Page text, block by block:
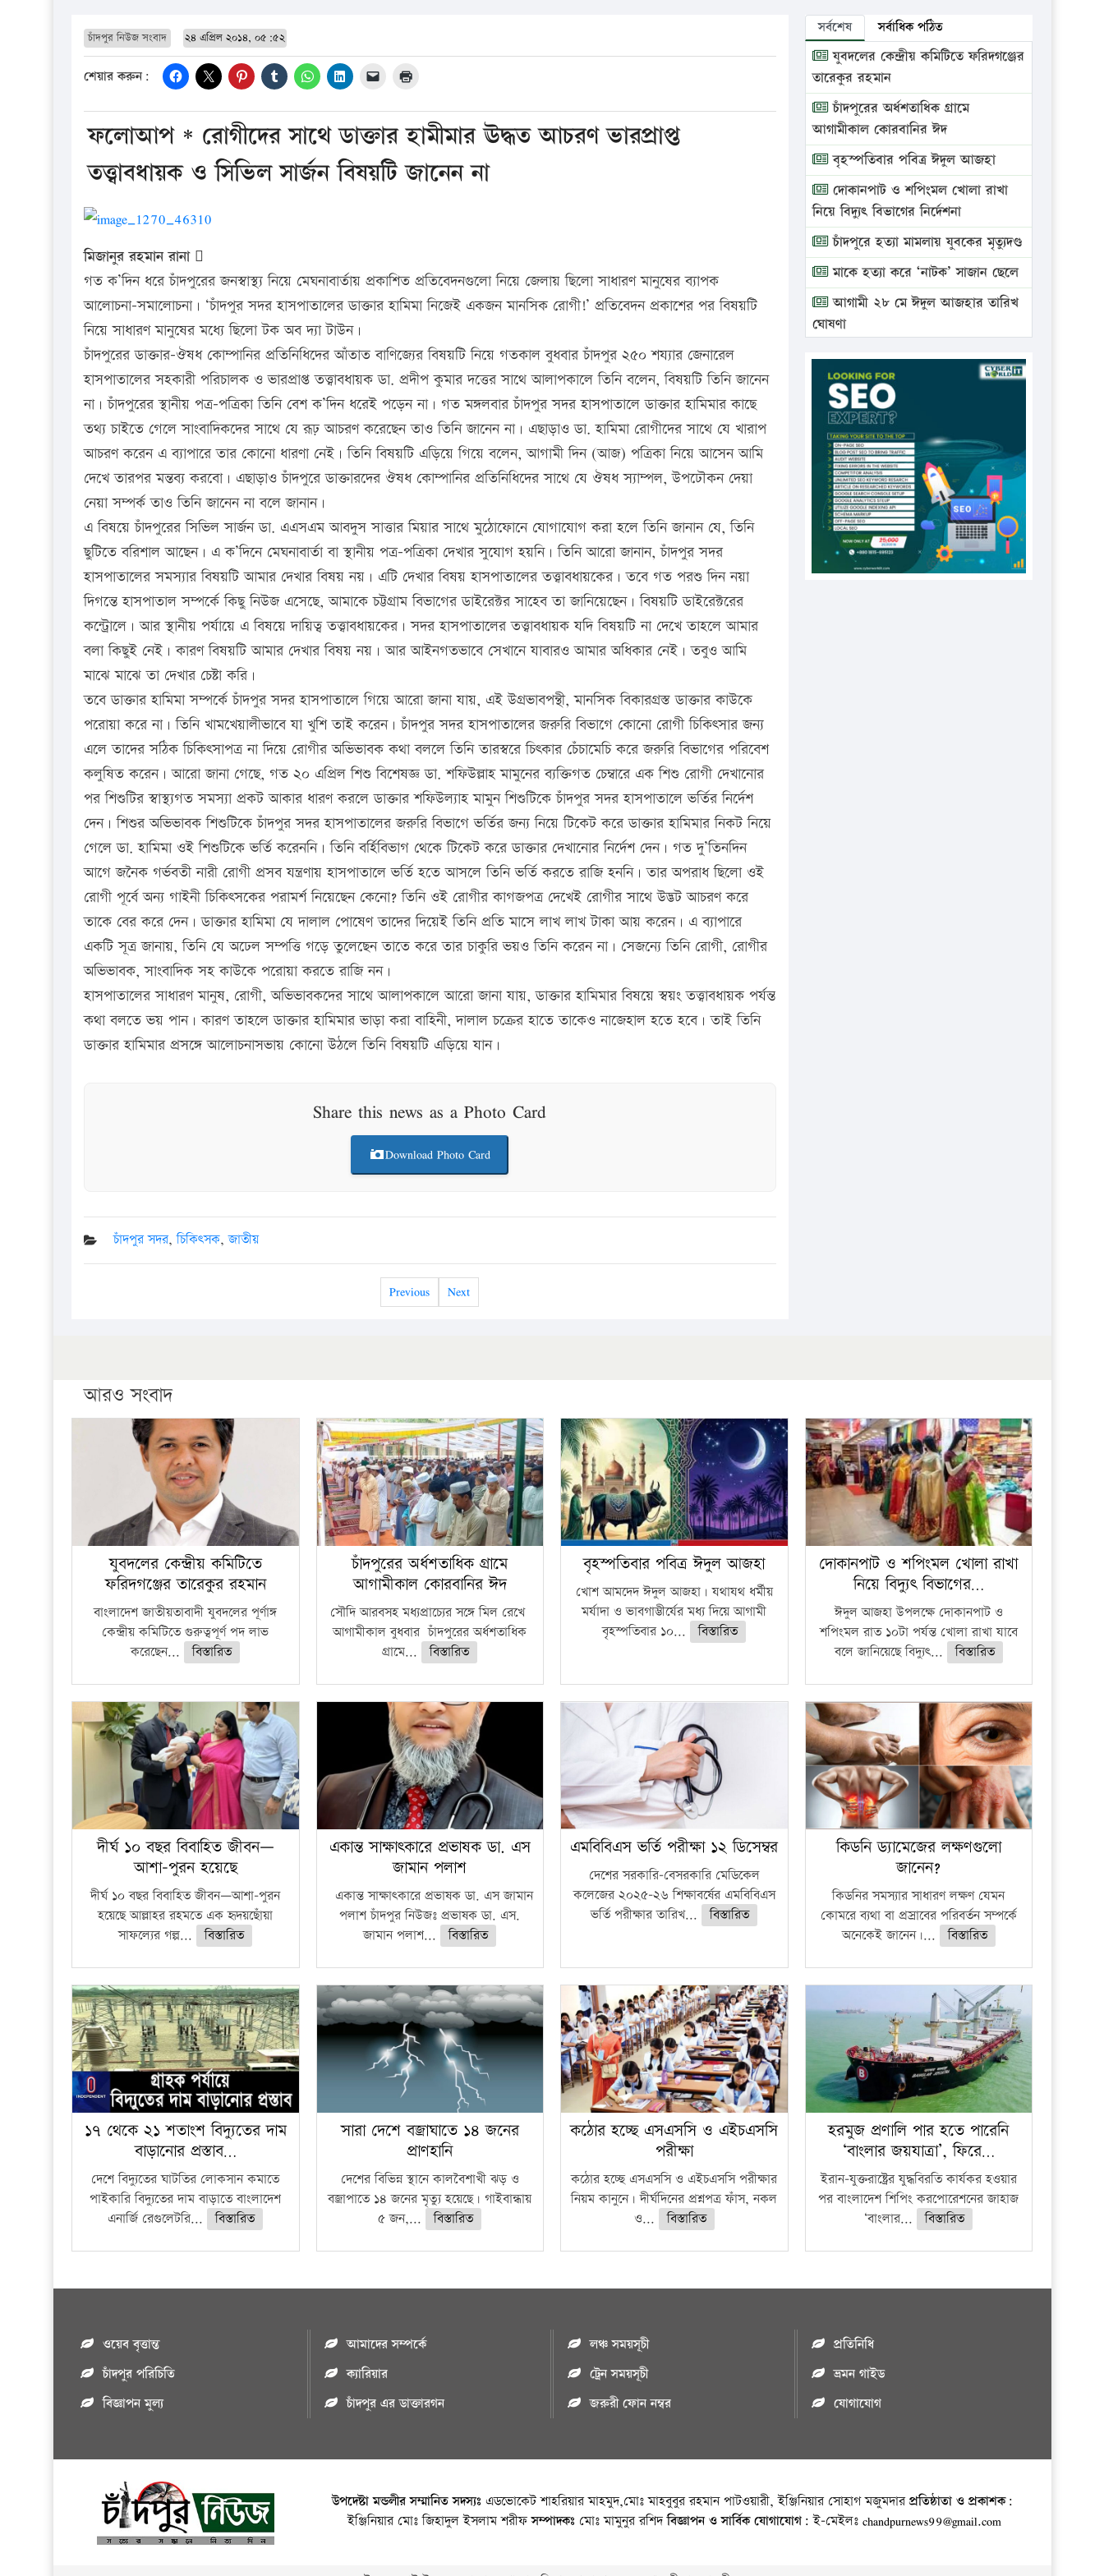
চাঁদপুর নিউজ সংবাদ ২৪ এপ্রিল ২০১৪, ০৫:৫২
শেয়ার করুন:
ফলোআপ * রোগীদের সাথে ডাক্তার হামীমার ঊদ্ধত আচরণ ভারপ্রাপ্ত
তত্ত্বাবধায়ক ও সিভিল সার্জন বিষয়টি জানেন না
মিজানুর রহমান রানা 
গত ক’দিন ধরে চাঁদপুরের জনস্বাস্থ্য নিয়ে মেঘনাবার্তায় প্রকাশিত প্রতিবেদনগুলো নিয়ে জেলায় ছিলো সাধারণ মানুষের ব্যাপক
আলোচনা-সমালোচনা। ‘চাঁদপুর সদর হাসপাতালের ডাক্তার হামিমা নিজেই একজন মানসিক রোগী!’ প্রতিবেদন প্রকাশের পর বিষয়টি
নিয়ে সাধারণ মানুষের মধ্যে ছিলো টক অব দ্যা টাউন।
চাঁদপুরের ডাক্তার-ঔষধ কোম্পানির প্রতিনিধিদের আঁতাত বাণিজ্যের বিষয়টি নিয়ে গতকাল বুধবার চাঁদপুর ২৫০ শয্যার জেনারেল
হাসপাতালের সহকারী পরিচালক ও ভারপ্রাপ্ত তত্ত্বাবধায়ক ডা. প্রদীপ কুমার দত্তের সাথে আলাপকালে তিনি বলেন, বিষয়টি তিনি জানেন
না। চাঁদপুরের স্থানীয় পত্র-পত্রিকা তিনি বেশ ক’দিন ধরেই পড়েন না। গত মঙ্গলবার চাঁদপুর সদর হাসপাতালে ডাক্তার হামিমার কাছে
তথ্য চাইতে গেলে সাংবাদিকদের সাথে যে রূঢ় আচরণ করেছেন তাও তিনি জানেন না। এছাড়াও ডা. হামিমা রোগীদের সাথে যে খারাপ
আচরণ করেন এ ব্যাপারে তার কোনো ধারণা নেই। তিনি বিষয়টি এড়িয়ে গিয়ে বলেন, আগামী দিন (আজ) পত্রিকা নিয়ে আসেন আমি
দেখে তারপর মন্তব্য করবো। এছাড়াও চাঁদপুরে ডাক্তারদের ঔষধ কোম্পানির প্রতিনিধিদের সাথে যে ঔষধ স্যাম্পল, উপঢৌকন দেয়া
নেয়া সম্পর্ক তাও তিনি জানেন না বলে জানান।
এ বিষয়ে চাঁদপুরের সিভিল সার্জন ডা. এএসএম আবদুস সাত্তার মিয়ার সাথে মুঠোফোনে যোগাযোগ করা হলে তিনি জানান যে, তিনি
ছুটিতে বরিশাল আছেন। এ ক’দিনে মেঘনাবার্তা বা স্থানীয় পত্র-পত্রিকা দেখার সুযোগ হয়নি। তিনি আরো জানান, চাঁদপুর সদর
হাসপাতালের সমস্যার বিষয়টি আমার দেখার বিষয় নয়। এটি দেখার বিষয় হাসপাতালের তত্ত্বাবধায়কের। তবে গত পরশু দিন নয়া
দিগন্তে হাসপাতাল সম্পর্কে কিছু নিউজ এসেছে, আমাকে চট্টগ্রাম বিভাগের ডাইরেক্টর সাহেব তা জানিয়েছেন। বিষয়টি ডাইরেক্টরের
কন্ট্রোলে। আর স্থানীয় পর্যায়ে এ বিষয়ে দায়িত্ব তত্ত্বাবধায়কের। সদর হাসপাতালের তত্ত্বাবধায়ক যদি বিষয়টি না দেখে তাহলে আমার
বলা কিছুই নেই। কারণ বিষয়টি আমার দেখার বিষয় নয়। আর আইনগতভাবে সেখানে যাবারও আমার অধিকার নেই। তবুও আমি
মাঝে মাঝে তা দেখার চেষ্টা করি।
তবে ডাক্তার হামিমা সম্পর্কে চাঁদপুর সদর হাসপাতালে গিয়ে আরো জানা যায়, এই উগ্রভাবপন্থী, মানসিক বিকারগ্রস্ত ডাক্তার কাউকে
পরোয়া করে না। তিনি খামখেয়ালীভাবে যা খুশি তাই করেন। চাঁদপুর সদর হাসপাতালের জরুরি বিভাগে কোনো রোগী চিকিৎসার জন্য
এলে তাদের সঠিক চিকিৎসাপত্র না দিয়ে রোগীর অভিভাবক কথা বললে তিনি তারস্বরে চিৎকার চেঁচামেচি করে জরুরি বিভাগের পরিবেশ
কলুষিত করেন। আরো জানা গেছে, গত ২০ এপ্রিল শিশু বিশেষজ্ঞ ডা. শফিউল্লাহ মামুনের ব্যক্তিগত চেম্বারে এক শিশু রোগী দেখানোর
পর শিশুটির স্বাস্থ্যগত সমস্যা প্রকট আকার ধারণ করলে ডাক্তার শফিউল্যাহ মামুন শিশুটিকে চাঁদপুর সদর হাসপাতালে ভর্তির নির্দেশ
দেন। শিশুর অভিভাবক শিশুটিকে চাঁদপুর সদর হাসপাতালের জরুরি বিভাগে ভর্তির জন্য নিয়ে টিকেট করে ডাক্তার হামিমার নিকট নিয়ে
গেলে ডা. হামিমা ওই শিশুটিকে ভর্তি করেননি। তিনি বর্হিবিভাগ থেকে টিকেট করে ডাক্তার দেখানোর নির্দেশ দেন। গত দু’তিনদিন
আগে জনৈক গর্ভবতী নারী রোগী প্রসব যন্ত্রণায় হাসপাতালে ভর্তি হতে আসলে তিনি ভর্তি করতে রাজি হননি। তার অপরাধ ছিলো ওই
রোগী পূর্বে অন্য গাইনী চিকিৎসকের পরামর্শ নিয়েছেন কেনো? তিনি ওই রোগীর কাগজপত্র দেখেই রোগীর সাথে উদ্ভট আচরণ করে
তাকে বের করে দেন। ডাক্তার হামিমা যে দালাল পোষেণ তাদের দিয়েই তিনি প্রতি মাসে লাখ লাখ টাকা আয় করেন। এ ব্যাপারে
একটি সূত্র জানায়, তিনি যে অঢেল সম্পত্তি গড়ে তুলেছেন তাতে করে তার চাকুরি ভয়ও তিনি করেন না। সেজন্যে তিনি রোগী, রোগীর
অভিভাবক, সাংবাদিক সহ কাউকে পরোয়া করতে রাজি নন।
হাসপাতালের সাধারণ মানুষ, রোগী, অভিভাবকদের সাথে আলাপকালে আরো জানা যায়, ডাক্তার হামিমার বিষয়ে স্বয়ং তত্ত্বাবধায়ক পর্যন্ত
কথা বলতে ভয় পান। কারণ তাহলে ডাক্তার হামিমার ভাড়া করা বাহিনী, দালাল চক্রের হাতে তাকেও নাজেহাল হতে হবে। তাই তিনি
ডাক্তার হামিমার প্রসঙ্গে আলোচনাসভায় কোনো উঠলে তিনি বিষয়টি এড়িয়ে যান।
Share this news as a Photo Card
Download Photo Card
চাঁদপুর সদর,চিকিৎসক,জাতীয়
Previous Next
সর্বশেষ সর্বাধিক পঠিত
যুবদলের কেন্দ্রীয় কমিটিতে ফরিদগঞ্জের
তারেকুর রহমান
চাঁদপুরের অর্ধশতাধিক গ্রামে
আগামীকাল কোরবানির ঈদ
বৃহস্পতিবার পবিত্র ঈদুল আজহা
দোকানপাট ও শপিংমল খোলা রাখা
নিয়ে বিদ্যুৎ বিভাগের নির্দেশনা
চাঁদপুরে হত্যা মামলায় যুবকের মৃত্যুদণ্ড
মাকে হত্যা করে ‘নাটক’ সাজান ছেলে
আগামী ২৮ মে ঈদুল আজহার তারিখ
ঘোষণা
ভ্রাম্যমাণ আদালতে দুইটি প্রতিষ্ঠানকে
প্রতিষ্ঠানকে ৪০হাজার টাকা জরিমানা।
এবার লঞ্চের ভাড়া বাড়ল
১৭ থেকে ২১ শতাংশ বিদ্যুতের দাম
বাড়ানোর প্রস্তাব পিডিবির
১৬ মে চাঁদপুর ও ২৫ মে ফেনী সফরে
যাবেন প্রধানমন্ত্রী
উচ্চশিক্ষায় গৌরবময় অর্জন: পূর্ণ
স্কলারশিপে যুক্তরাষ্ট্রে পিএইচডি করছেন
আরও সংবাদ
যুবদলের কেন্দ্রীয় কমিটিতে
ফরিদগঞ্জের তারেকুর রহমান
বাংলাদেশ জাতীয়তাবাদী যুবদলের পূর্ণাঙ্গ
কেন্দ্রীয় কমিটিতে গুরুত্বপূর্ণ পদ লাভ
করেছেন...
বিস্তারিত
চাঁদপুরের অর্ধশতাধিক গ্রামে
আগামীকাল কোরবানির ঈদ
সৌদি আরবসহ মধ্যপ্রাচ্যের সঙ্গে মিল রেখে
আগামীকাল বুধবার চাঁদপুরের অর্ধশতাধিক
গ্রামে...
বিস্তারিত
বৃহস্পতিবার পবিত্র ঈদুল আজহা
খোশ আমদেদ ঈদুল আজহা। যথাযথ ধর্মীয়
মর্যাদা ও ভাবগাম্ভীর্যের মধ্য দিয়ে আগামী
বৃহস্পতিবার ১০...
বিস্তারিত
দোকানপাট ও শপিংমল খোলা রাখা
নিয়ে বিদ্যুৎ বিভাগের…
ঈদুল আজহা উপলক্ষে দোকানপাট ও
শপিংমল রাত ১০টা পর্যন্ত খোলা রাখা যাবে
বলে জানিয়েছে বিদ্যুৎ...
বিস্তারিত
দীর্ঘ ১০ বছর বিবাহিত জীবন—
আশা-পুরন হয়েছে
দীর্ঘ ১০ বছর বিবাহিত জীবন—আশা-পুরন
হয়েছে আল্লাহর রহমতে এক হৃদয়ছোঁয়া
সাফল্যের গল্প...
বিস্তারিত
একান্ত সাক্ষাৎকারে প্রভাষক ডা. এস
জামান পলাশ
একান্ত সাক্ষাৎকারে প্রভাষক ডা. এস জামান
পলাশ চাঁদপুর নিউজঃ প্রভাষক ডা. এস.
জামান পলাশ...
বিস্তারিত
এমবিবিএস ভর্তি পরীক্ষা ১২ ডিসেম্বর
দেশের সরকারি-বেসরকারি মেডিকেল
কলেজের ২০২৫-২৬ শিক্ষাবর্ষের এমবিবিএস
ভর্তি পরীক্ষার তারিখ...
বিস্তারিত
কিডনি ড্যামেজের লক্ষণগুলো
জানেন?
কিডনির সমস্যার সাধারণ লক্ষণ যেমন
কোমরে ব্যথা বা প্রস্রাবের পরিবর্তন সম্পর্কে
অনেকেই জানেন।...
বিস্তারিত
১৭ থেকে ২১ শতাংশ বিদ্যুতের দাম
বাড়ানোর প্রস্তাব…
দেশে বিদ্যুতের ঘাটতির লোকসান কমাতে
পাইকারি বিদ্যুতের দাম বাড়াতে বাংলাদেশ
এনার্জি রেগুলেটরি...
বিস্তারিত
সারা দেশে বজ্রাঘাতে ১৪ জনের
প্রাণহানি
দেশের বিভিন্ন স্থানে কালবৈশাখী ঝড় ও
বজ্রাপাতে ১৪ জনের মৃত্যু হয়েছে। গাইবান্ধায়
৫ জন,...
বিস্তারিত
কঠোর হচ্ছে এসএসসি ও এইচএসসি
পরীক্ষা
কঠোর হচ্ছে এসএসসি ও এইচএসসি পরীক্ষার
নিয়ম কানুনে। দীর্ঘদিনের প্রশ্নপত্র ফাঁস, নকল
ও...
বিস্তারিত
হরমুজ প্রণালি পার হতে পারেনি
‘বাংলার জয়যাত্রা’, ফিরে…
ইরান-যুক্তরাষ্ট্রের যুদ্ধবিরতি কার্যকর হওয়ার
পর বাংলাদেশ শিপিং করপোরেশনের জাহাজ
‘বাংলার...
বিস্তারিত
ওয়েব বৃত্তান্ত
চাঁদপুর পরিচিতি
বিজ্ঞাপন মুল্য
আমাদের সম্পর্কে
ক্যারিয়ার
চাঁদপুর এর ডাক্তারগন
লঞ্চ সময়সূচী
ট্রেন সময়সূচী
জরুরী ফোন নম্বর
প্রতিনিধি
ভ্রমন গাইড
যোগাযোগ
উপদেষ্টা মন্ডলীর সম্মানিত সদস্যঃ এডভোকেট শাহরিয়ার মাহমুদ,মোঃ মাহবুবুর রহমান পাটওয়ারী, ইঞ্জিনিয়ার সোহাগ মজুমদারপ্রতিষ্ঠাতা ও প্রকাশক:
ইঞ্জিনিয়ার মোঃ জিহাদুল ইসলাম শরীফসম্পাদকঃ মোঃ মামুনুর রশিদবিজ্ঞাপন ও সার্বিক যোগাযোগ: ই-মেইলঃ chandpurnews99@gmail.com